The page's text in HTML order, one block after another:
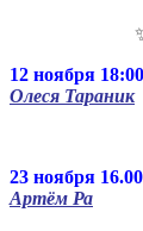
12 ноября 18:00
Олеся Тараник
23 ноября 16.00
Артём Ра